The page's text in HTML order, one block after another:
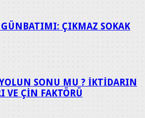
ÇIKMAZ SOKAK
SONU MU ? İKTİDARIN
VE ÇİN FAKTÖRÜ